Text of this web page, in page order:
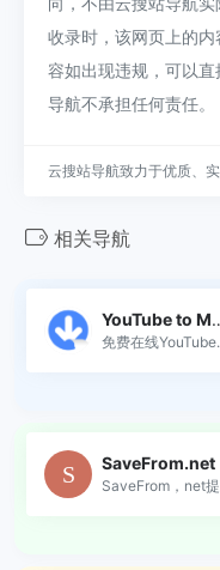
收录时，该网页上的
容如出现违规，可以
导航不承担任何责任。
云搜站导航致力于优质、
相关导航
YouTube
免费
SaveFrom.net